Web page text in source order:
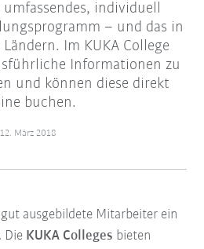
individuell
– und das in
Im KUKA College
Informationen zu
und können diese direkt
buchen.
12. März 2018
ausgebildete Mitarbeiter ein
Die KUKA Colleges bieten